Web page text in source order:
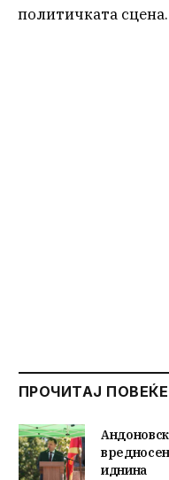
политичката сцена.
ПРОЧИТАЈ ПОВЕЌЕ
иднина